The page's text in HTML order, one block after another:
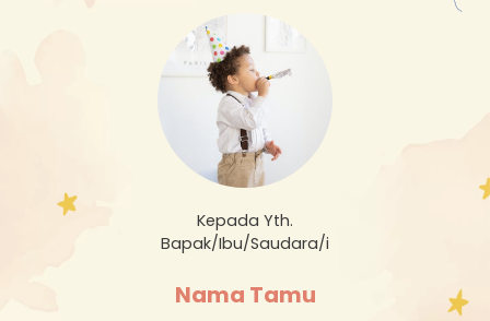
Kepada Yth.
Bapak/Ibu/Saudara/i
Nama Tamu